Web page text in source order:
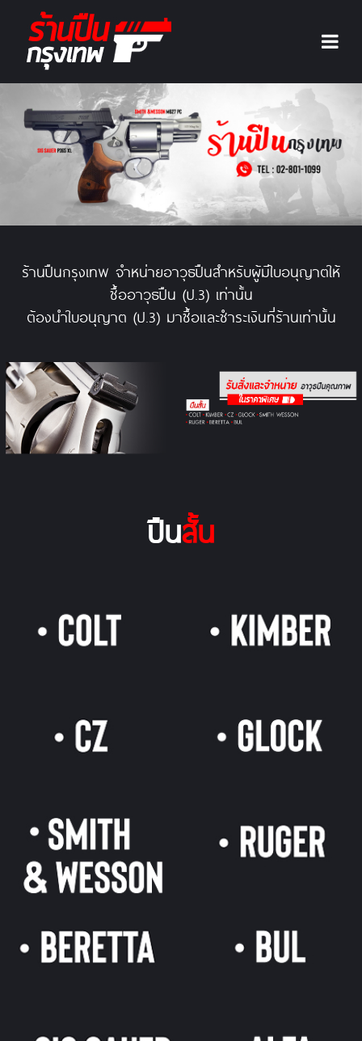
ร้านปืนกรุงเทพ จำหน่ายอาวุธปืนสำหรับผู้มีใบอนุญาตให้
ซื้ออาวุธปืน (ป.3) เท่านั้น
ต้องนำใบอนุญาต (ป.3) มาซื้อและชำระเงินที่ร้านเท่านั้น
ปืนสั้น